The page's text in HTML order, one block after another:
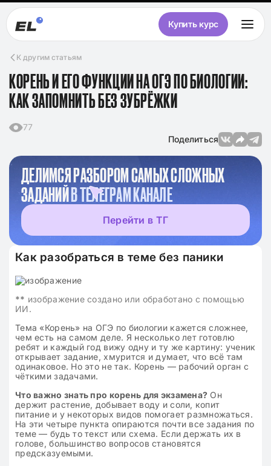
Купить курс
К другим статьям
КОРЕНЬ И ЕГО ФУНКЦИИ НА ОГЭ ПО БИОЛОГИИ:
КАК ЗАПОМНИТЬ БЕЗ ЗУБРЁЖКИ
77
Поделиться
ДЕЛИМСЯ РАЗБОРОМ САМЫХ СЛОЖНЫХ
ЗАДАНИЙВ ТЕЛЕГРАМ КАНАЛЕ
Перейти в ТГ
Как разобраться в теме без паники
** изображение создано или обработано с помощью
ИИ.
Тема «Корень» на ОГЭ по биологии кажется сложнее,
чем есть на самом деле. Я несколько лет готовлю
ребят и каждый год вижу одну и ту же картину: ученик
открывает задание, хмурится и думает, что всё там
одинаковое. Но это не так. Корень — рабочий орган с
чёткими задачами.
Что важно знать про корень для экзамена? Он
держит растение, добывает воду и соли, копит
питание и у некоторых видов помогает размножаться.
На эти четыре пункта опираются почти все задания по
теме — будь то текст или схема. Если держать их в
голове, большинство вопросов становятся
предсказуемыми.